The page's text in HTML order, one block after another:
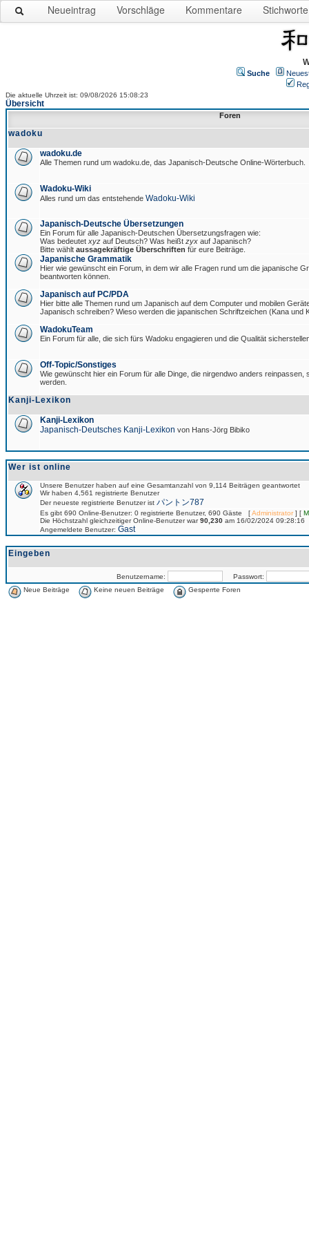
Neueintrag Vorschläge Kommentare Stichworte
Suche
Die aktuelle Uhrzeit ist: 09/08/2026 15:08:23
Übersicht
Foren
wadoku
wadoku.de
Alle Themen rund um wadoku.de, das Japanisch-Deutsche Online-Wörterbuch.
Wadoku-Wiki
Alles rund um das entstehende Wadoku-Wiki
Japanisch-Deutsche Übersetzungen
Ein Forum für alle Japanisch-Deutschen Übersetzungsfragen wie:
Was bedeutet xyz auf Deutsch? Was heißt zyx auf Japanisch?
Bitte wählt aussagekräftige Überschriften für eure Beiträge.
Japanische Grammatik
Hier wie gewünscht ein Forum, in dem wir alle Fragen rund um die japanische
beantworten können.
Japanisch auf PC/PDA
Hier bitte alle Themen rund um Japanisch auf dem Computer und mobilen
Japanisch schreiben? Wieso werden die japanischen Schriftzeichen (Kana und
WadokuTeam
Ein Forum für alle, die sich fürs Wadoku engagieren und die Qualität
Off-Topic/Sonstiges
Wie gewünscht hier ein Forum für alle Dinge, die nirgendwo anders reinpassen,
werden.
Kanji-Lexikon
Kanji-Lexikon
Japanisch-Deutsches Kanji-Lexikon von Hans-Jörg Bibiko
Wer ist online
Unsere Benutzer haben auf eine Gesamtanzahl von 9,114 Beiträgen geantwortet
Wir haben 4,561 registrierte Benutzer
Der neueste registrierte Benutzer ist パントン787
Es gibt 690 Online-Benutzer: 0 registrierte Benutzer, 690 Gäste [Administrator] [
Die Höchstzahl gleichzeitiger Online-Benutzer war90,230 am 16/02/2024 09:28:16
Angemeldete Benutzer: Gast
Eingeben
Benutzername:
Passwort:
Neue Beiträge
Keine neuen Beiträge Gesperrte Foren